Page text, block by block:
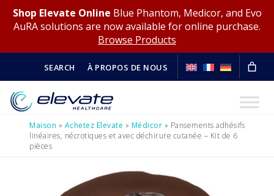
Shop Elevate Online Blue Phantom, Medicor, and Evo
AuRA solutions are now available for online purchase.
Browse Products
SEARCH À PROPOS DE NOUS
Maison » Achetez Elevate » Médicor » Pansements adhésifs
linéaires, nécrotiques et avec déchirure cutanée – Kit de 6
pièces